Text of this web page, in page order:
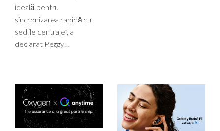
ideală pentru
sincronizarea rapidă cu
sediile centrale”, a
declarat Peggy…